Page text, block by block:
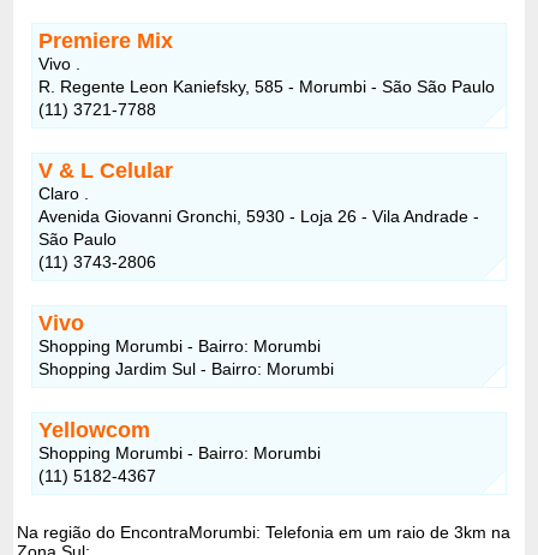
Premiere Mix
Vivo .
R. Regente Leon Kaniefsky, 585 - Morumbi - São São Paulo
(11) 3721-7788
V & L Celular
Claro .
Avenida Giovanni Gronchi, 5930 - Loja 26 - Vila Andrade -
São Paulo
(11) 3743-2806
Vivo
Shopping Morumbi - Bairro: Morumbi
Shopping Jardim Sul - Bairro: Morumbi
Yellowcom
Shopping Morumbi - Bairro: Morumbi
(11) 5182-4367
Na região do EncontraMorumbi: Telefonia em um raio de 3km na
Zona Sul: